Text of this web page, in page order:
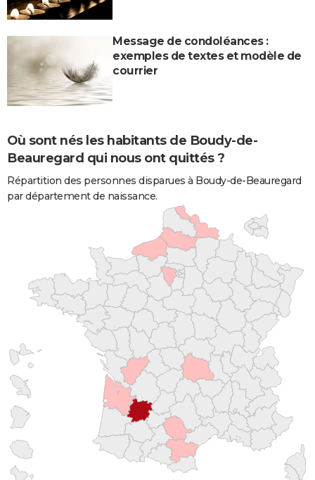
Message de condoléances :
exemples de textes et modèle de
courrier
Où sont nés les habitants de Boudy-de-
Beauregard qui nous ont quittés ?
Répartition des personnes disparues à Boudy-de-Beauregard
par département de naissance.